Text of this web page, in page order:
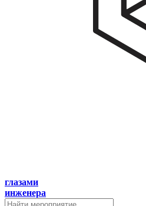
глазами
инженера